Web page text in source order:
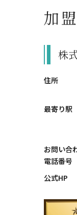
加
株
住所
最寄り駅
お問い合
電話番号
公式HP